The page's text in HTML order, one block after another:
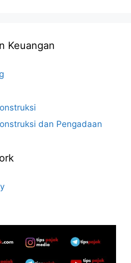
Keuangan
dan Pengadaan